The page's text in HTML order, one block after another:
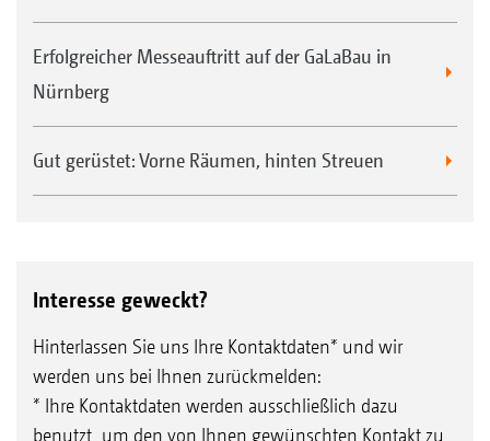
Erfolgreicher Messeauftritt auf der GaLaBau in
Nürnberg
Gut gerüstet: Vorne Räumen, hinten Streuen
Interesse geweckt?
Hinterlassen Sie uns Ihre Kontaktdaten* und wir
werden uns bei Ihnen zurückmelden:
* Ihre Kontaktdaten werden ausschließlich dazu
benutzt, um den von Ihnen gewünschten Kontakt zu